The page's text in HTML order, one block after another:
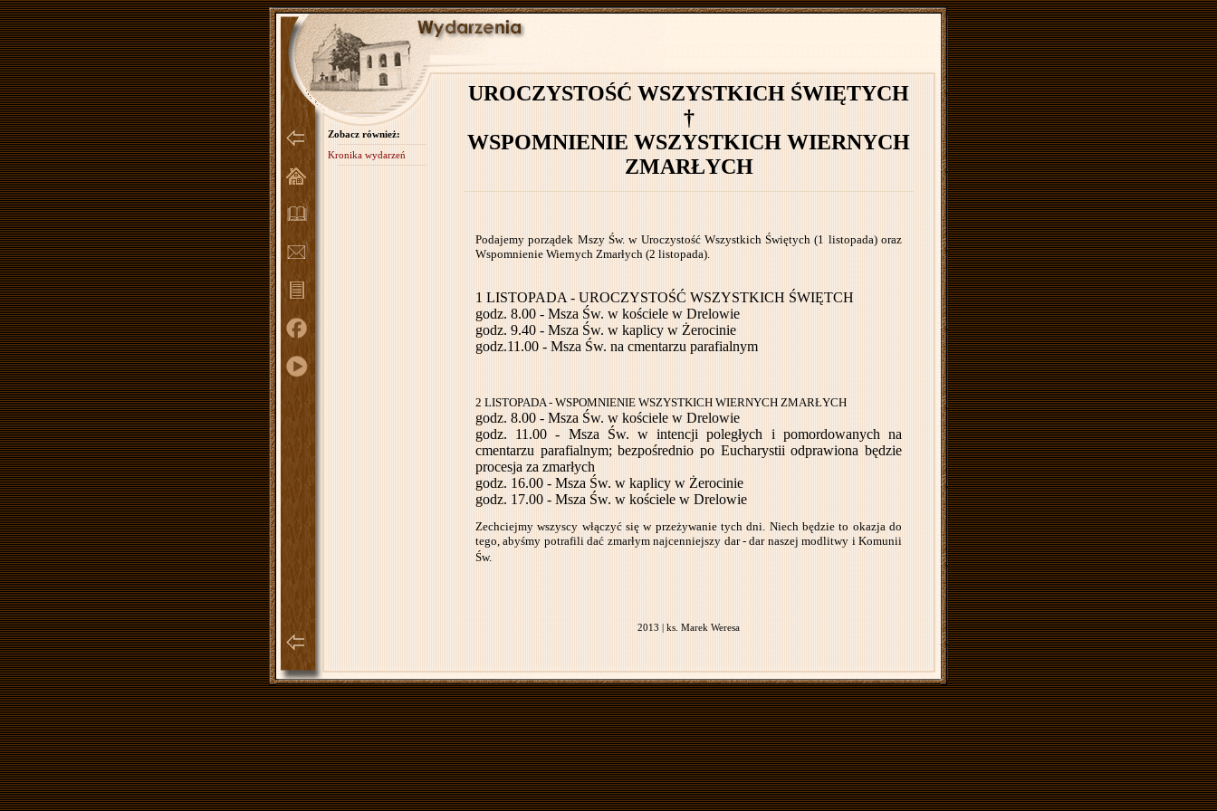
Zobacz również:
Kronika wydarzeń
UROCZYSTOŚĆ WSZYSTKICH ŚWIĘTYCH
†
WSPOMNIENIE WSZYSTKICH WIERNYCH
ZMARŁYCH
Podajemy porządek Mszy Św. w Uroczystość Wszystkich Świętych (1 listopada) oraz
Wspomnienie Wiernych Zmarłych (2 listopada).
1 LISTOPADA - UROCZYSTOŚĆ WSZYSTKICH ŚWIĘTCH
godz. 8.00 - Msza Św. w kościele w Drelowie
godz. 9.40 - Msza Św. w kaplicy w Żerocinie
godz.11.00 - Msza Św. na cmentarzu parafialnym
2 LISTOPADA - WSPOMNIENIE WSZYSTKICH WIERNYCH ZMARŁYCH
godz. 8.00 - Msza Św. w kościele w Drelowie
godz. 11.00 - Msza Św. w intencji poległych i pomordowanych na
cmentarzu parafialnym; bezpośrednio po Eucharystii odprawiona będzie
procesja za zmarłych
godz. 16.00 - Msza Św. w kaplicy w Żerocinie
godz. 17.00 - Msza Św. w kościele w Drelowie
Zechciejmy wszyscy włączyć się w przeżywanie tych dni. Niech będzie to okazja do
tego, abyśmy potrafili dać zmarłym najcenniejszy dar - dar naszej modlitwy i Komunii
Św.
2013 | ks. Marek Weresa